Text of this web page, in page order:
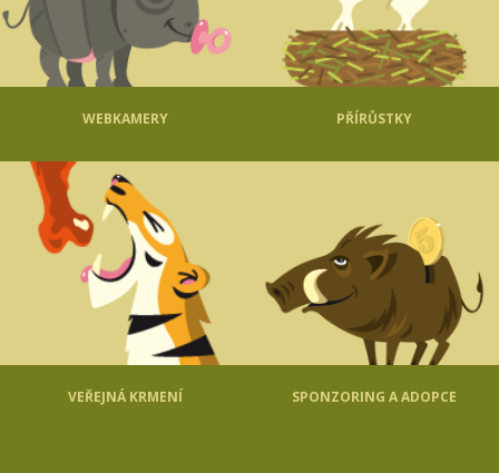
WEBKAMERY PŘÍRŮSTKY
VEŘEJNÁ KRMENÍ SPONZORING A ADOPCE